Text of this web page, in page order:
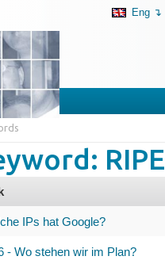
Eng ↴
RIPE
IPs hat Google?
- Wo stehen wir im Plan?